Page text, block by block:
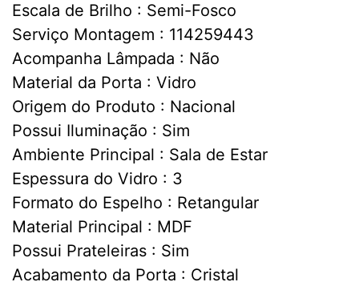
Escala de Brilho : Semi-Fosco
Serviço Montagem : 114259443
Acompanha Lâmpada : Não
Material da Porta : Vidro
Origem do Produto : Nacional
Possui Iluminação : Sim
Ambiente Principal : Sala de Estar
Espessura do Vidro : 3
Formato do Espelho : Retangular
Material Principal : MDF
Possui Prateleiras : Sim
Acabamento da Porta : Cristal